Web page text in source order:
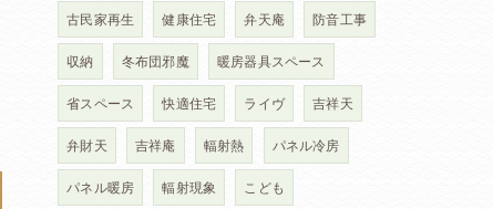
古民家再生 健康住宅 弁天庵 防音工事
収納 冬布団邪魔 暖房器具スペース
省スペース 快適住宅 ライヴ 吉祥天
弁財天 吉祥庵 輻射熱 パネル冷房
パネル暖房 輻射現象 こども